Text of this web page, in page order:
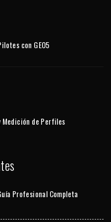
con GEO5
Medición de Perfiles
Profesional Completa